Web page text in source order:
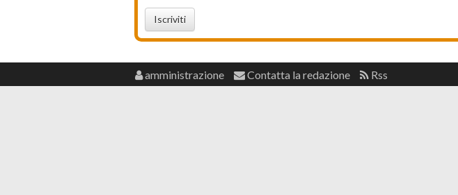
Iscriviti
amministrazione Contatta la redazione Rss